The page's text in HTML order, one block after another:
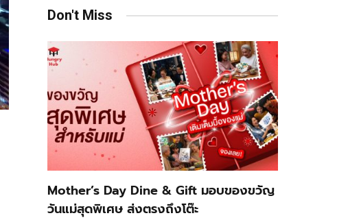
Don't Miss
Mother’s Day Dine & Gift มอบของขวัญ
วันแม่สุดพิเศษ ส่งตรงถึงโต๊ะ